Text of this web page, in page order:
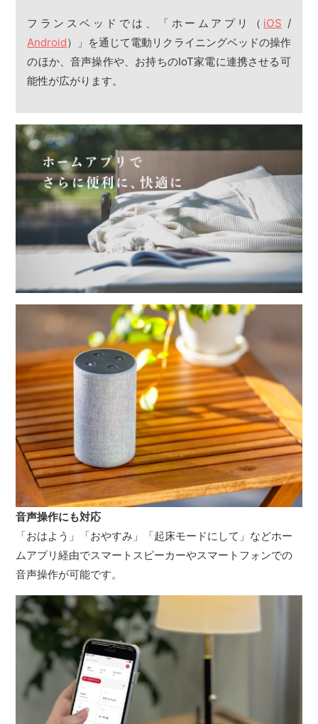
フランスベッドでは、「ホームアプリ（ iOS /
Android）」を通じて電動リクライニングベッドの操作
のほか、音声操作や、お持ちのIoT家電に連携させる可
能性が広がります。
音声操作にも対応
「おはよう」「おやすみ」「起床モードにして」などホー
ムアプリ経由でスマートスピーカーやスマートフォンでの
音声操作が可能です。